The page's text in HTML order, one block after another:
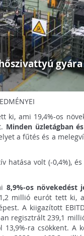
gyára
ami 19,4%-os
Minden üzletágban
a fűtés és a
hatása volt (-0,4%),
8,9%-os növekedést
millió eurót tett ki,
A kiigazított
regisztrált 239,1
ra csökkent. A